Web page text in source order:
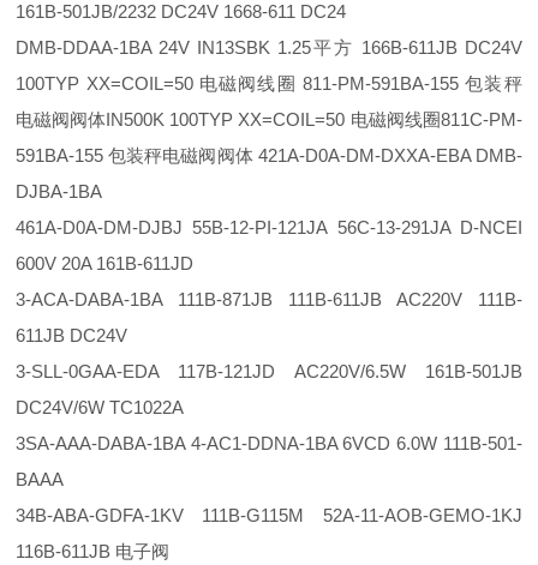
161B-501JB/2232 DC24V 1668-611 DC24
DMB-DDAA-1BA 24V IN13SBK 1.25平方 166B-611JB DC24V
100TYP XX=COIL=50 电磁阀线圈 811-PM-591BA-155 包装秤
电磁阀阀体IN500K 100TYP XX=COIL=50 电磁阀线圈811C-PM-
591BA-155 包装秤电磁阀阀体 421A-D0A-DM-DXXA-EBA DMB-
DJBA-1BA
461A-D0A-DM-DJBJ 55B-12-PI-121JA 56C-13-291JA D-NCEI
600V 20A 161B-611JD
3-ACA-DABA-1BA 111B-871JB 111B-611JB AC220V 111B-
611JB DC24V
3-SLL-0GAA-EDA 117B-121JD AC220V/6.5W 161B-501JB
DC24V/6W TC1022A
3SA-AAA-DABA-1BA 4-AC1-DDNA-1BA 6VCD 6.0W 111B-501-
BAAA
34B-ABA-GDFA-1KV 111B-G115M 52A-11-AOB-GEMO-1KJ
116B-611JB 电子阀